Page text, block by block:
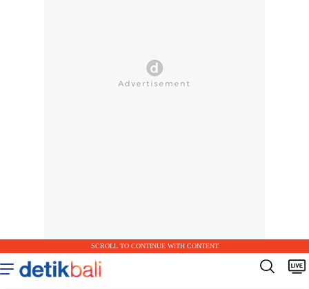
SCROLL TO CONTINUE WITH CONTENT